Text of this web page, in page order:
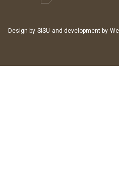
Design by SISU and development by